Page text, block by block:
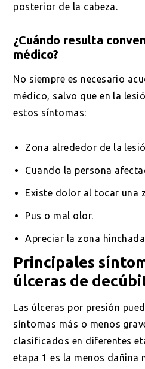
posterior de la cabeza.
¿Cuándo resulta
médico?
No siempre es necesario
médico, salvo que en la
estos síntomas:
Zona alrededor de la
Cuando la persona
Existe dolor al tocar una
Pus o mal olor.
Apreciar la zona
Principales
úlceras de
Las úlceras por presión
síntomas más o menos
clasificados en diferentes
etapa 1 es la menos dañina